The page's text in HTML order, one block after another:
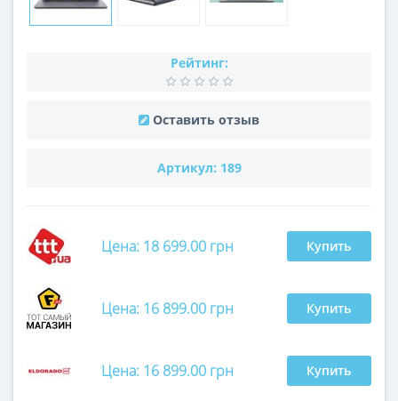
Рейтинг:
Оставить отзыв
Артикул: 189
Цена: 18 699.00 грн Купить
Цена: 16 899.00 грн Купить
Цена: 16 899.00 грн Купить